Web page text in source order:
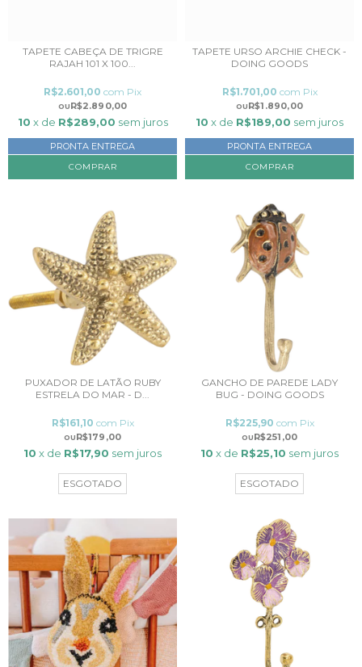
TAPETE CABEÇA DE TRIGRE
RAJAH 101 X 100...
R$2.890,00
R$2.601,00 com Pix
10 x de R$289,00 sem juros
PRONTA ENTREGA
TAPETE URSO ARCHIE CHECK -
DOING GOODS
R$1.890,00
R$1.701,00 com Pix
10 x de R$189,00 sem juros
PRONTA ENTREGA
COMPRAR
PUXADOR DE LATÃO RUBY
ESTRELA DO MAR - D...
R$179,00
R$161,10 com Pix
10 x de R$17,90 sem juros
ESGOTADO
GANCHO DE PAREDE LADY
BUG - DOING GOODS
R$251,00
R$225,90 com Pix
10 x de R$25,10 sem juros
ESGOTADO